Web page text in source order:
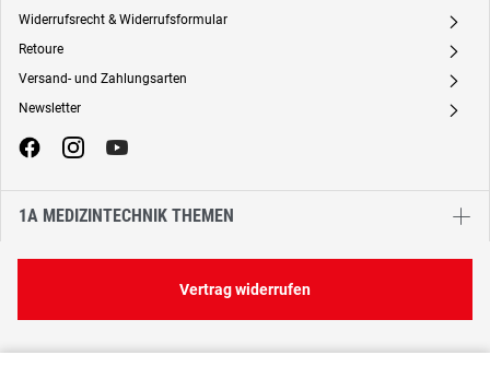
Widerrufsrecht & Widerrufsformular A
Retoure A
Versand- und Zahlungsarten A
Newsletter A
1A MEDIZINTECHNIK THEMEN
Vertrag widerrufen